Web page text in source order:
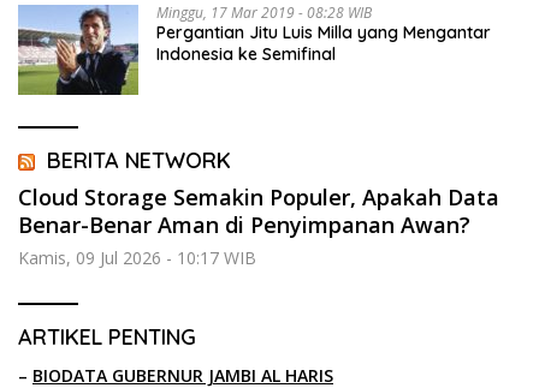
Minggu, 17 Mar 2019 - 08:28 WIB
Pergantian Jitu Luis Milla yang Mengantar
Indonesia ke Semifinal
BERITA NETWORK
Cloud Storage Semakin Populer, Apakah Data
Benar-Benar Aman di Penyimpanan Awan?
Kamis, 09 Jul 2026 - 10:17 WIB
ARTIKEL PENTING
– BIODATA GUBERNUR JAMBI AL HARIS